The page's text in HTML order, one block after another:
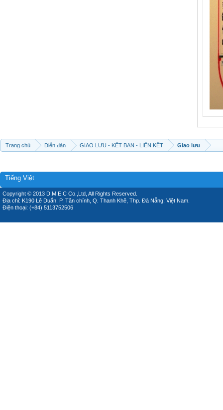
Trang chủ Diễn đàn GIAO LƯU - KẾT BẠN - LIÊN KẾT Giao lưu
Tiếng Việt
Copyright © 2013 D.M.E.C Co.,Ltd, All Rights Reserved.
Địa chỉ: K190 Lê Duẩn, P. Tân chính, Q. Thanh Khê, Thp. Đà Nẵng, Việt Nam.
Điện thoại: (+84) 5113752506